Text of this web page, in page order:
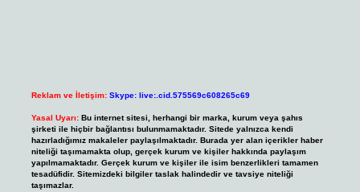
Reklam ve İletişim: Skype: live:.cid.575569c608265c69
Yasal Uyarı: Bu internet sitesi, herhangi bir marka, kurum veya şahıs
şirketi ile hiçbir bağlantısı bulunmamaktadır. Sitede yalnızca kendi
hazırladığımız makaleler paylaşılmaktadır. Burada yer alan içerikler haber
niteliği taşımamakta olup, gerçek kurum ve kişiler hakkında paylaşım
yapılmamaktadır. Gerçek kurum ve kişiler ile isim benzerlikleri tamamen
tesadüfidir. Sitemizdeki bilgiler taslak halindedir ve tavsiye niteliği
taşımazlar.